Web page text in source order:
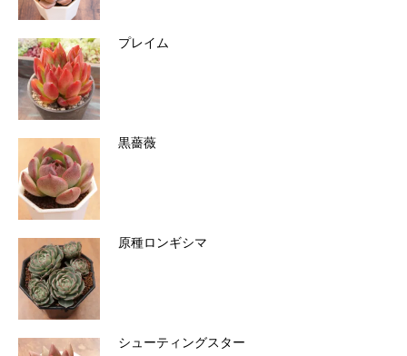
プレイム
黒薔薇
原種ロンギシマ
シューティングスター